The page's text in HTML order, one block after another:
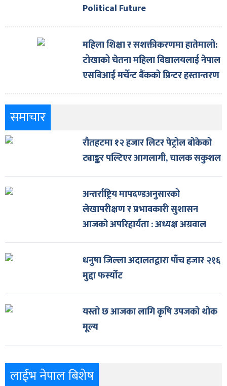
Political Future
महिला शिक्षा र सशक्तीकरणमा हातेमालो:
टोखाको चेतना महिला विद्यालयलाई नेपाल
एसबिआई मर्चेन्ट बैंकको प्रिन्टर हस्तान्तरण
समाचार
रौतहटमा १२ हजार लिटर पेट्रोल बोकेको
ट्याङ्कर पल्टिएर आगलागी, चालक सकुशल
अन्तर्राष्ट्रिय मापदण्डअनुसारको
लेखापरीक्षण र प्रभावकारी सुशासन
आजको अपरिहार्यता : अध्यक्ष अग्रवाल
धनुषा जिल्ला अदालतद्वारा पाँच हजार २१६
मुद्दा फर्स्योट
यस्तो छ आजका लागि कृषि उपजको थोक
मूल्य
लाईभ नेपाल बिशेष